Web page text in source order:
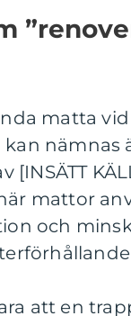
matta
nämnas
mattor
och
att en